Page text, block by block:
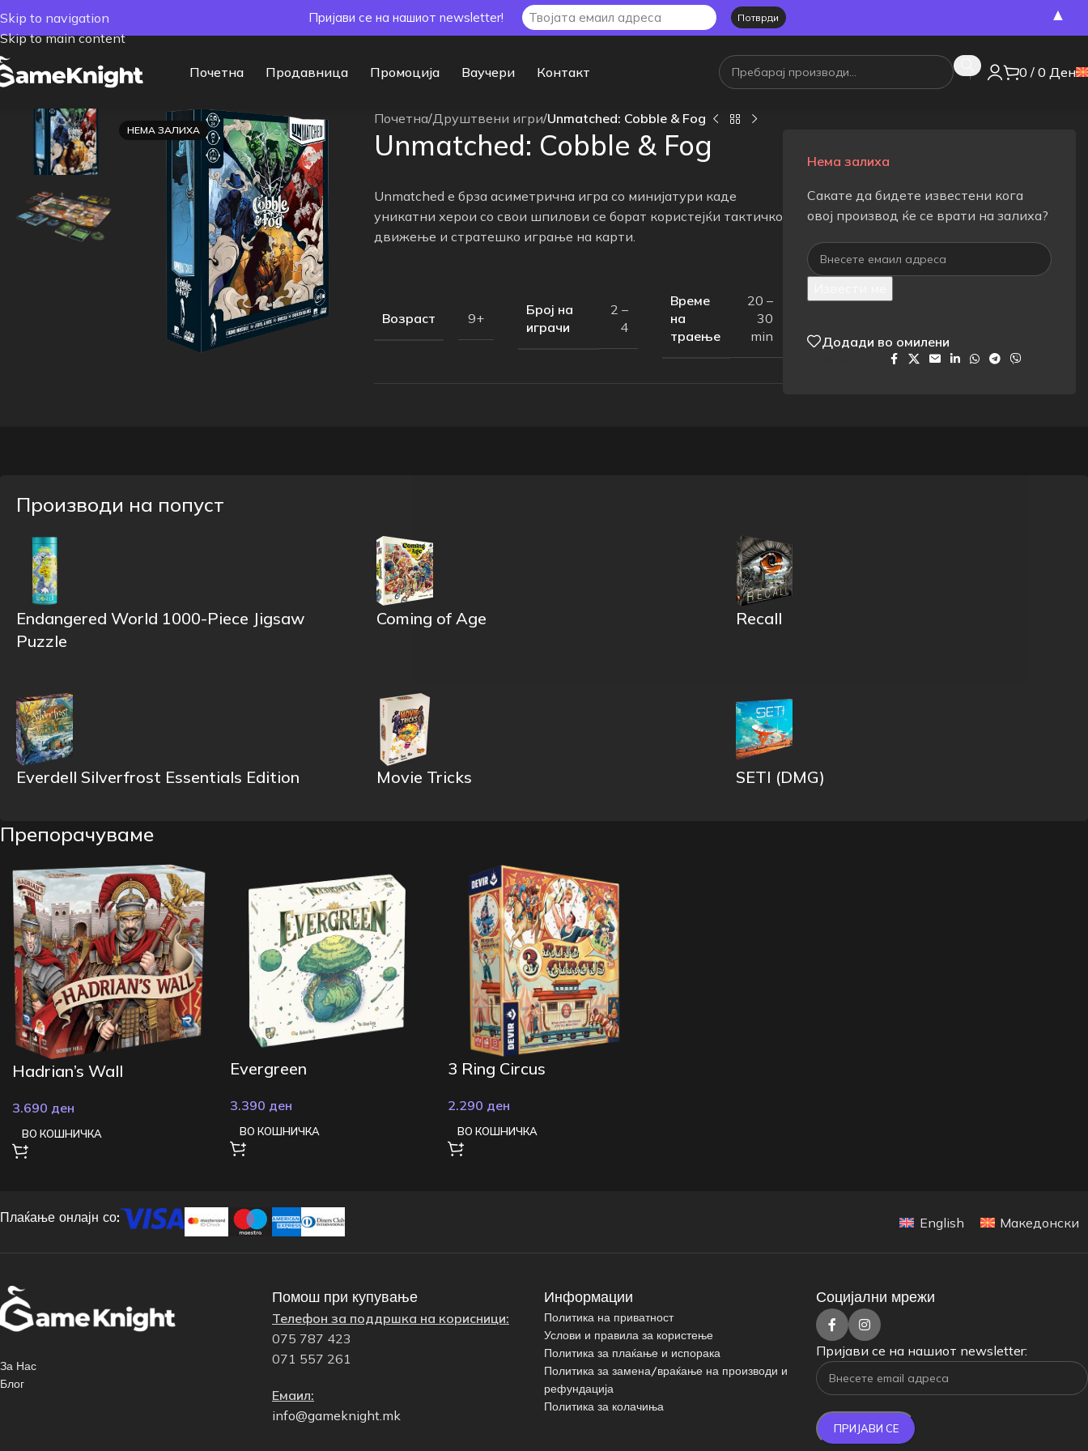
Skip to navigation
Skip to main content
Почетна Продавница Промоција Ваучери Контакт 0 / 0 Ден
НЕМА ЗАЛИХА
Почетна/Друштвени игри/Unmatched: Cobble & Fog
Unmatched: Cobble & Fog
Unmatched е брза асиметрична игра со минијатури каде
уникатни херои со свои шпилови се борат користејќи тактичко
движење и стратешко играње на карти.
Возраст 9+
Број на
играчи
2 –
4
Време
на
траење
20 –
30
min
Нема залиха
Сакате да бидете известени кога
овој производ ќе се врати на залиха?
Додади во омилени
Производи на попуст
Endangered World 1000-Piece Jigsaw
Puzzle
Coming of Age Recall
Everdell Silverfrost Essentials Edition Movie Tricks SETI (DMG)
Препорачуваме
Hadrian’s Wall
3.690 ден
ВО КОШНИЧКА
Evergreen
3.390 ден
ВО КОШНИЧКА
3 Ring Circus
2.290 ден
ВО КОШНИЧКА
Плаќање онлајн со: English Македонски
За Нас
Блог
Помош при купување
Телефон за поддршка на корисници:
075 787 423
071 557 261
Емаил:
info@gameknight.mk
Информации
Политика на приватност
Услови и правила за користење
Политика за плаќање и испорака
Политика за замена/враќање на производи и
рефундација
Политика за колачиња
Социјални мрежи
Пријави се на нашиот newsletter:
Пријави се на нашиот newsletter! ▲